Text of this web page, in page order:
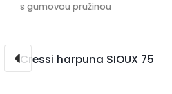
Cressi harpuna SIOUX 75
s gumovou pružinou